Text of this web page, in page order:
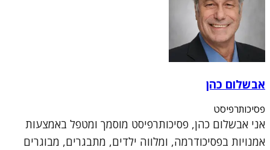
אבשלום כהן
פסיכותרפיסט
אני אבשלום כהן, פסיכותרפיסט מוסמך ומטפל באמצעות
אמנויות בפסיכודרמה, ומלווה ילדים, מתבגרים, מבוגרים